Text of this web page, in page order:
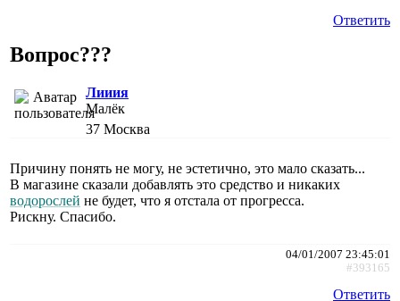
Ответить
Вопрос???
Лииия
Малёк
37 Москва
Причину понять не могу, не эстетично, это мало сказать...
В магазине сказали добавлять это средство и никаких
водорослей не будет, что я отстала от прогресса.
Рискну. Спасибо.
04/01/2007 23:45:01
#393165
Ответить